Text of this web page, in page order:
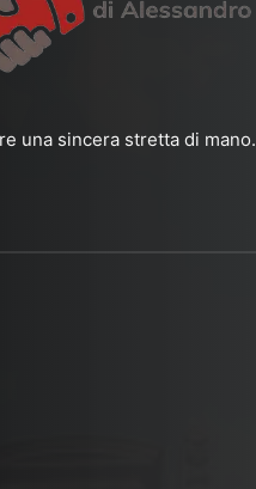
una sincera stretta di mano.